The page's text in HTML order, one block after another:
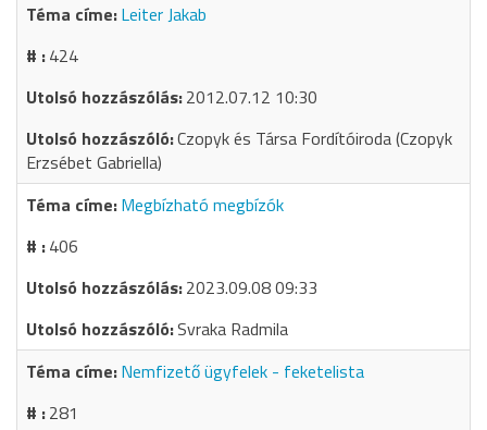
Leiter Jakab
424
2012.07.12 10:30
Czopyk és Társa Fordítóiroda (Czopyk
Erzsébet Gabriella)
Megbízható megbízók
406
2023.09.08 09:33
Svraka Radmila
Nemfizető ügyfelek - feketelista
281